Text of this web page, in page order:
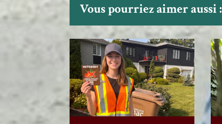
Vous pourriez aimer aussi :